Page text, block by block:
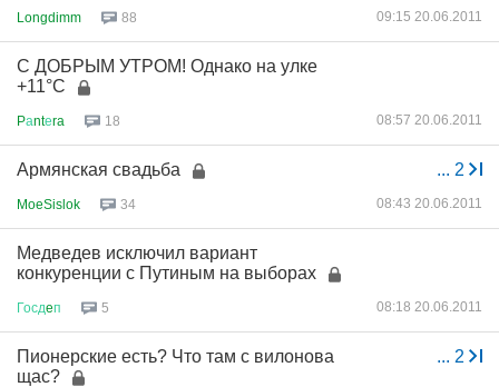
Longdimm 88 09:15 20.06.2011
С ДОБРЫМ УТРОМ! Однако на улке
+11°C
Pаntеra 18 08:57 20.06.2011
... 2
Армянская свадьба
MoeSislok 34 08:43 20.06.2011
Медведев исключил вариант
конкуренции с Путиным на выборах
Госдeп 5 08:18 20.06.2011
... 2
Пионерские есть? Что там с вилонова
щас?